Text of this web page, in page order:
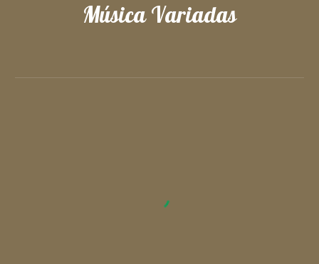
Música Variadas